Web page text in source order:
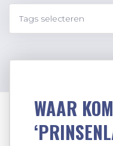
WAAR